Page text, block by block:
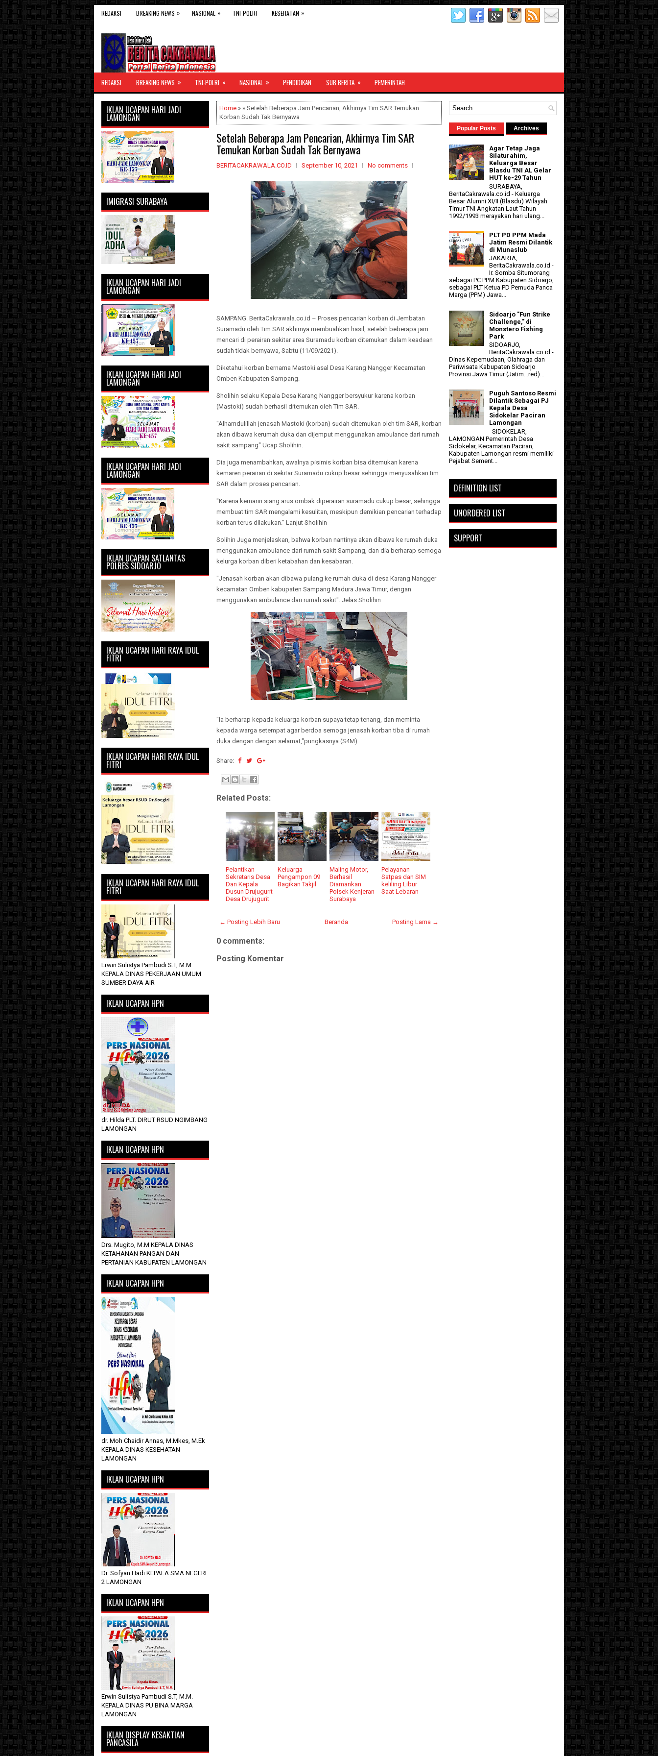
REDAKSI BREAKING NEWS » NASIONAL » TNI-POLRI KESEHATAN »
REDAKSI BREAKING NEWS » TNI-POLRI » NASIONAL » PENDIDIKAN SUB BERITA » PEMERINTAH
Home » » Setelah Beberapa Jam Pencarian, Akhirnya Tim SAR Temukan
Korban Sudah Tak Bernyawa
Setelah Beberapa Jam Pencarian, Akhirnya Tim SAR
Temukan Korban Sudah Tak Bernyawa
BERITACAKRAWALA.CO.ID September 10, 2021 No comments
SAMPANG. BeritaCakrawala.co.id – Proses pencarian korban di Jembatan
Suramadu oleh Tim SAR akhirnya membuahkan hasil, setelah beberapa jam
mencari di perairan sekitar area Suramadu korban ditemukan dalam keadaan
sudah tidak bernyawa, Sabtu (11/09/2021).
Diketahui korban bernama Mastoki asal Desa Karang Nangger Kecamatan
Omben Kabupaten Sampang.
Sholihin selaku Kepala Desa Karang Nangger bersyukur karena korban
(Mastoki) sudah berhasil ditemukan oleh Tim SAR.
"Alhamdulillah jenasah Mastoki (korban) sudah ditemukan oleh tim SAR, korban
akan dibawa kerumah duka dan dijemput menggunakan ambulance dari rumah
sakit sampang" Ucap Sholihin.
Dia juga menambahkan, awalnya pisimis korban bisa ditemukan karena
kemaren perairan di sekitar Suramadu cukup besar sehingga menyusahkan tim
SAR dalam proses pencarian.
"Karena kemarin siang arus ombak diperairan suramadu cukup besar, sehingga
membuat tim SAR mengalami kesulitan, meskipun demikian pencarian terhadap
korban terus dilakukan." Lanjut Sholihin
Solihin Juga menjelaskan, bahwa korban nantinya akan dibawa ke rumah duka
menggunakan ambulance dari rumah sakit Sampang, dan dia berharap semoga
kelurga korban diberi ketabahan dan kesabaran.
"Jenasah korban akan dibawa pulang ke rumah duka di desa Karang Nangger
kecamatan Omben kabupaten Sampang Madura Jawa Timur, dengan
menggunakan ambulance dari rumah sakit". Jelas Sholihin
"Ia berharap kepada keluarga korban supaya tetap tenang, dan meminta
kepada warga setempat agar berdoa semoga jenasah korban tiba di rumah
duka dengan dengan selamat,"pungkasnya.(S4M)
Share:
Related Posts:
Pelantikan
Sekretaris Desa
Dan Kepala
Dusun Drujugurit
Desa Drujugurit
Keluarga
Pengampon 09
Bagikan Takjil
Maling Motor,
Berhasil
Diamankan
Polsek Kenjeran
Surabaya
Pelayanan
Satpas dan SIM
keliling Libur
Saat Lebaran
← Posting Lebih Baru Posting Lama →
Beranda
0 comments:
Posting Komentar
IKLAN UCAPAN HARI JADI
LAMONGAN
IMIGRASI SURABAYA
IKLAN UCAPAN HARI JADI
LAMONGAN
IKLAN UCAPAN HARI JADI
LAMONGAN
IKLAN UCAPAN HARI JADI
LAMONGAN
IKLAN UCAPAN SATLANTAS
POLRES SIDOARJO
IKLAN UCAPAN HARI RAYA IDUL
FITRI
IKLAN UCAPAN HARI RAYA IDUL
FITRI
IKLAN UCAPAN HARI RAYA IDUL
FITRI
Erwin Sulistya Pambudi S.T, M.M
KEPALA DINAS PEKERJAAN UMUM
SUMBER DAYA AIR
IKLAN UCAPAN HPN
dr. Hilda PLT. DIRUT RSUD NGIMBANG
LAMONGAN
IKLAN UCAPAN HPN
Drs. Mugito, M.M KEPALA DINAS
KETAHANAN PANGAN DAN
PERTANIAN KABUPATEN LAMONGAN
IKLAN UCAPAN HPN
dr. Moh Chaidir Annas, M.Mkes, M.Ek
KEPALA DINAS KESEHATAN
LAMONGAN
IKLAN UCAPAN HPN
Dr. Sofyan Hadi KEPALA SMA NEGERI
2 LAMONGAN
IKLAN UCAPAN HPN
Erwin Sulistya Pambudi S.T, M.M.
KEPALA DINAS PU BINA MARGA
LAMONGAN
IKLAN DISPLAY KESAKTIAN
PANCASILA
Popular Posts Archives
Agar Tetap Jaga
Silaturahim,
Keluarga Besar
Blasdu TNI AL Gelar
HUT ke-29 Tahun
SURABAYA,
BeritaCakrawala.co.id - Keluarga
Besar Alumni XI/II (Blasdu) Wilayah
Timur TNI Angkatan Laut Tahun
1992/1993 merayakan hari ulang...
PLT PD PPM Mada
Jatim Resmi Dilantik
di Munaslub
JAKARTA,
BeritaCakrawala.co.id -
Ir. Somba Situmorang
sebagai PC PPM Kabupaten Sidoarjo,
sebagai PLT Ketua PD Pemuda Panca
Marga (PPM) Jawa...
Sidoarjo "Fun Strike
Challenge," di
Monstero Fishing
Park
SIDOARJO,
BeritaCakrawala.co.id -
Dinas Kepemudaan, Olahraga dan
Pariwisata Kabupaten Sidoarjo
Provinsi Jawa Timur (Jatim...red)...
Puguh Santoso Resmi
Dilantik Sebagai PJ
Kepala Desa
Sidokelar Paciran
Lamongan
SIDOKELAR,
LAMONGAN Pemerintah Desa
Sidokelar, Kecamatan Paciran,
Kabupaten Lamongan resmi memiliki
Pejabat Sement...
DEFINITION LIST
UNORDERED LIST
SUPPORT